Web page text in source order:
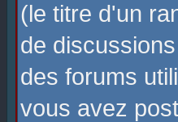
(le titre d'un
de
des forums
vous avez